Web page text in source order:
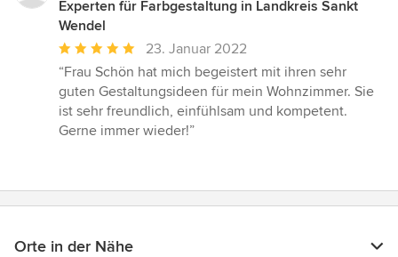
Experten für Farbgestaltung in Landkreis Sankt
Wendel
Durchschnittliche
Bewertung:
5
von
5
23. Januar 2022
“Frau Schön hat mich begeistert mit ihren sehr
guten Gestaltungsideen für mein Wohnzimmer. Sie
ist sehr freundlich, einfühlsam und kompetent.
Gerne immer wieder!”
Orte in der Nähe